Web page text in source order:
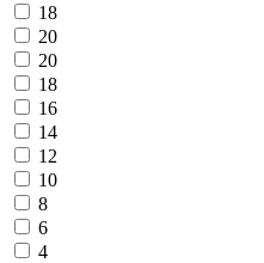
18
20
20
18
16
14
12
10
8
6
4